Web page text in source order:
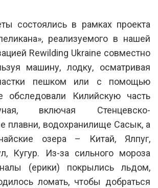
состоялись в рамках проекта
реализуемого в нашей
Rewilding Ukraine совместно
машину, лодку, осматривая
пешком или с помощью
обследовали Килийскую часть
включая Стенцевско-
плавни, водохранилище Сасык, а
озера – Китай, Ялпуг,
Кугур. Из-за сильного мороза
(ерики) покрылись льдом,
ломать, чтобы добраться